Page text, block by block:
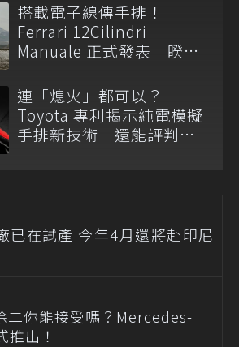
搭載電子線傳手排！
Ferrari 12Cilindri
Manuale 正式發表 睽違
連「熄火」都可以？
Toyota 專利揭示純電模擬
手排新技術 還能評判駕
已在試產 今年4月還將赴印尼
二你能接受嗎？Mercedes-
推出！